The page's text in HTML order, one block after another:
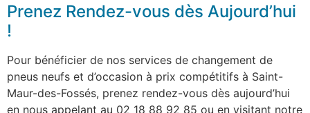
Prenez Rendez-vous dès Aujourd’hui
!
Pour bénéficier de nos services de changement de
pneus neufs et d’occasion à prix compétitifs à Saint-
Maur-des-Fossés, prenez rendez-vous dès aujourd’hui
en nous appelant au 02 18 88 92 85 ou en visitant notre